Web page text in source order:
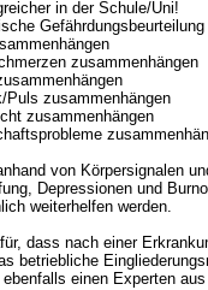
in der Schule/Uni!
Gefährdungsbeurteilung
zusammenhängen
zusammenhängen
zusammenhängen
von Körpersignalen
weiterhelfen werden.
dass nach einer
Bei
einen Experten